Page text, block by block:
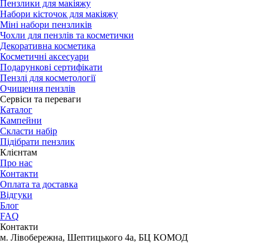
Пензлики для макіяжу
Набори кісточок для макіяжу
Міні набори пензликів
Чохли для пензлів та косметички
Декоративна косметика
Косметичні аксесуари
Подарункові сертифікати
Пензлі для косметології
Очищення пензлів
Сервіси та переваги
Каталог
Кампейни
Скласти набір
Підібрати пензлик
Клієнтам
Про нас
Контакти
Оплата та доставка
Відгуки
Блог
FAQ
Контакти
м. Лівобережна, Шептицького 4а, БЦ КОМОД